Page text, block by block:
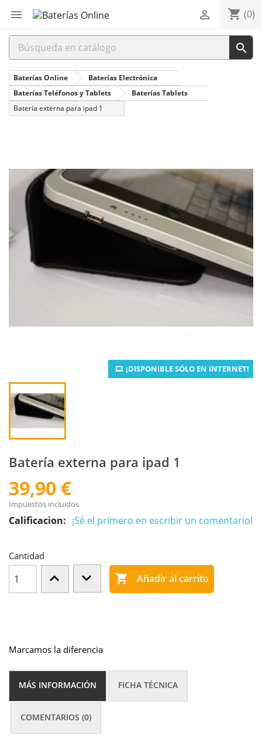
 shopping_cart (0)


Baterías Online
Baterías Electrónica
Baterías Teléfonos y Tablets
Baterías Tablets
Batería externa para ipad 1
¡DISPONIBLE SÓLO EN INTERNET!
Batería externa para ipad 1
39,90 €
Impuestos incluidos
Calificacion: ¡Sé el primero en escribir un comentario!
Cantidad
 Añadir al carrito
Marcamos la diferencia
MÁS INFORMACIÓN FICHA TÉCNICA
COMENTARIOS (0)